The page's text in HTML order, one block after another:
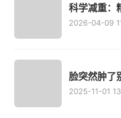
科学减重：
2026-04-09
脸突然肿了
2025-11-01